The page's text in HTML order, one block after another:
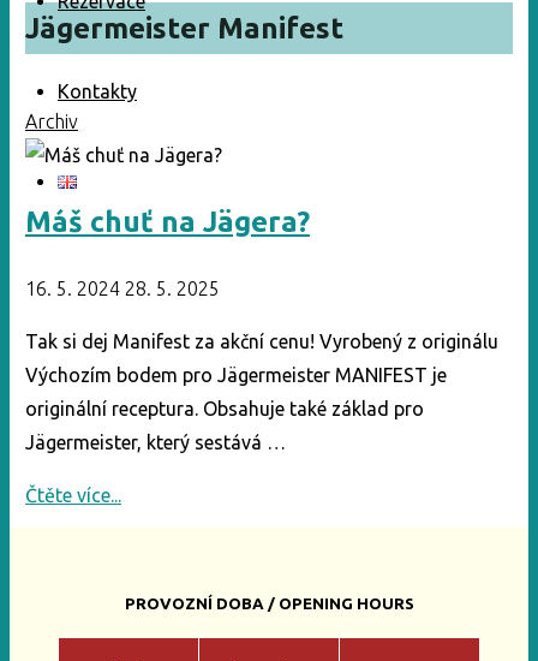
Kontakty
Jägermeister Manifest
Archiv
Máš chuť na Jägera?
16. 5. 2024 28. 5. 2025
Tak si dej Manifest za akční cenu! Vyrobený z originálu
Výchozím bodem pro Jägermeister MANIFEST je
originální receptura. Obsahuje také základ pro
Jägermeister, který sestává …
Čtěte více...
Jägera?"
PROVOZNÍ DOBA / OPENING HOURS